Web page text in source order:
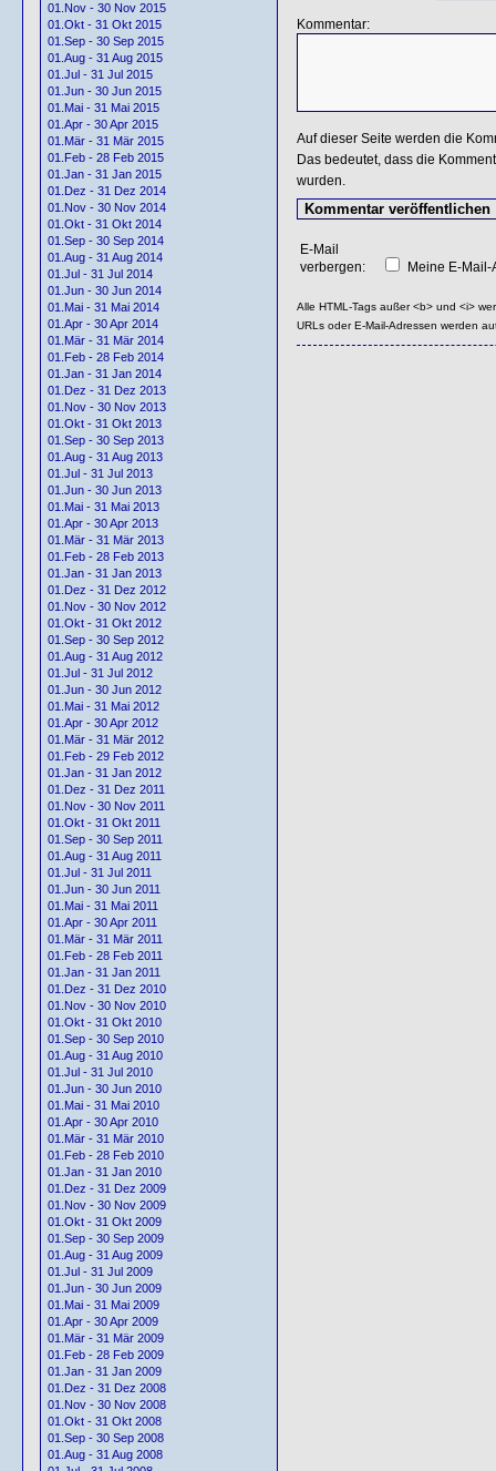
01.Nov - 30 Nov 2015
01.Okt - 31 Okt 2015
01.Sep - 30 Sep 2015
01.Aug - 31 Aug 2015
01.Jul - 31 Jul 2015
01.Jun - 30 Jun 2015
01.Mai - 31 Mai 2015
01.Apr - 30 Apr 2015
01.Mär - 31 Mär 2015
01.Feb - 28 Feb 2015
01.Jan - 31 Jan 2015
01.Dez - 31 Dez 2014
01.Nov - 30 Nov 2014
01.Okt - 31 Okt 2014
01.Sep - 30 Sep 2014
01.Aug - 31 Aug 2014
01.Jul - 31 Jul 2014
01.Jun - 30 Jun 2014
01.Mai - 31 Mai 2014
01.Apr - 30 Apr 2014
01.Mär - 31 Mär 2014
01.Feb - 28 Feb 2014
01.Jan - 31 Jan 2014
01.Dez - 31 Dez 2013
01.Nov - 30 Nov 2013
01.Okt - 31 Okt 2013
01.Sep - 30 Sep 2013
01.Aug - 31 Aug 2013
01.Jul - 31 Jul 2013
01.Jun - 30 Jun 2013
01.Mai - 31 Mai 2013
01.Apr - 30 Apr 2013
01.Mär - 31 Mär 2013
01.Feb - 28 Feb 2013
01.Jan - 31 Jan 2013
01.Dez - 31 Dez 2012
01.Nov - 30 Nov 2012
01.Okt - 31 Okt 2012
01.Sep - 30 Sep 2012
01.Aug - 31 Aug 2012
01.Jul - 31 Jul 2012
01.Jun - 30 Jun 2012
01.Mai - 31 Mai 2012
01.Apr - 30 Apr 2012
01.Mär - 31 Mär 2012
01.Feb - 29 Feb 2012
01.Jan - 31 Jan 2012
01.Dez - 31 Dez 2011
01.Nov - 30 Nov 2011
01.Okt - 31 Okt 2011
01.Sep - 30 Sep 2011
01.Aug - 31 Aug 2011
01.Jul - 31 Jul 2011
01.Jun - 30 Jun 2011
01.Mai - 31 Mai 2011
01.Apr - 30 Apr 2011
01.Mär - 31 Mär 2011
01.Feb - 28 Feb 2011
01.Jan - 31 Jan 2011
01.Dez - 31 Dez 2010
01.Nov - 30 Nov 2010
01.Okt - 31 Okt 2010
01.Sep - 30 Sep 2010
01.Aug - 31 Aug 2010
01.Jul - 31 Jul 2010
01.Jun - 30 Jun 2010
01.Mai - 31 Mai 2010
01.Apr - 30 Apr 2010
01.Mär - 31 Mär 2010
01.Feb - 28 Feb 2010
01.Jan - 31 Jan 2010
01.Dez - 31 Dez 2009
01.Nov - 30 Nov 2009
01.Okt - 31 Okt 2009
01.Sep - 30 Sep 2009
01.Aug - 31 Aug 2009
01.Jul - 31 Jul 2009
01.Jun - 30 Jun 2009
01.Mai - 31 Mai 2009
01.Apr - 30 Apr 2009
01.Mär - 31 Mär 2009
01.Feb - 28 Feb 2009
01.Jan - 31 Jan 2009
01.Dez - 31 Dez 2008
01.Nov - 30 Nov 2008
01.Okt - 31 Okt 2008
01.Sep - 30 Sep 2008
01.Aug - 31 Aug 2008
Kommentar:
Auf dieser Seite werden die
Das bedeutet, dass die
wurden.
E-Mail
verbergen:
Meine E-
Alle HTML-Tags außer <b> und <i>
URLs oder E-Mail-Adressen werden